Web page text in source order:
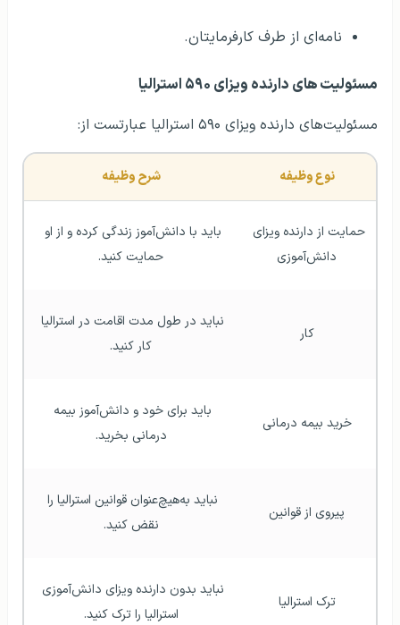
نامه‌ای از طرف کارفرمایتان.
مسئولیت‌ های دارنده ویزای ۵۹۰ استرالیا
مسئولیت‌‌های دارنده ویزای ۵۹۰ استرالیا عبارتست از:
نوع وظیفه شرح وظیفه
دانش‌آموزی
حمایت کنید.
کار
کار کنید.
خرید بیمه درمانی
درمانی بخرید.
پیروی از قوانین
نقض کنید.
ترک استرالیا
استرالیا را ترک کنید.